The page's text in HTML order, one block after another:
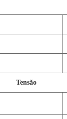
Tensão